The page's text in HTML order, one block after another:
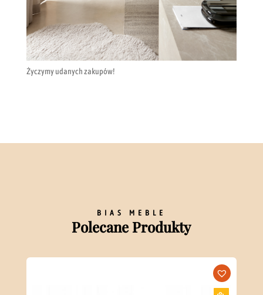
Życzymy udanych zakupów!
BIAS MEBLE
Polecane Produkty